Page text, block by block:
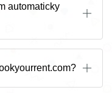
automaticky